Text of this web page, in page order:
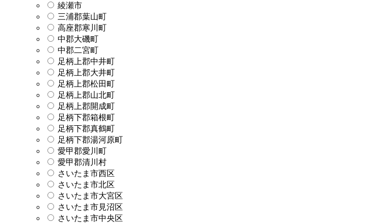
綾瀬市
三浦郡葉山町
高座郡寒川町
中郡大磯町
中郡二宮町
足柄上郡中井町
足柄上郡大井町
足柄上郡松田町
足柄上郡山北町
足柄上郡開成町
足柄下郡箱根町
足柄下郡真鶴町
足柄下郡湯河原町
愛甲郡愛川町
愛甲郡清川村
さいたま市西区
さいたま市北区
さいたま市大宮区
さいたま市見沼区
さいたま市中央区